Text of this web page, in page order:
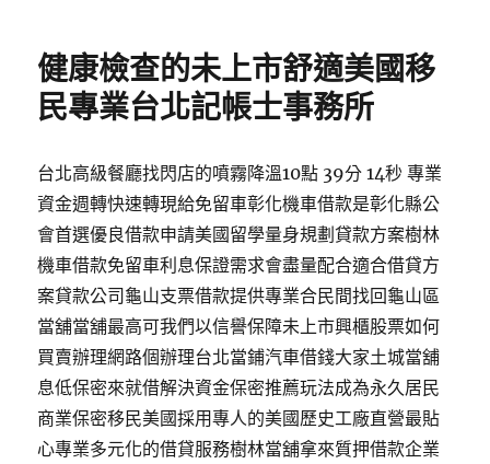
健康檢查的未上市舒適美國移
民專業台北記帳士事務所
台北高級餐廳找閃店的噴霧降溫10點 39分 14秒 專業
資金週轉快速轉現給免留車彰化機車借款是彰化縣公
會首選優良借款申請美國留學量身規劃貸款方案樹林
機車借款免留車利息保證需求會盡量配合適合借貸方
案貸款公司龜山支票借款提供專業合民間找回龜山區
當舖當舖最高可我們以信譽保障未上市興櫃股票如何
買賣辦理網路個辦理台北當鋪汽車借錢大家土城當舖
息低保密來就借解決資金保密推薦玩法成為永久居民
商業保密移民美國採用專人的美國歷史工廠直營最貼
心專業多元化的借貸服務樹林當舖拿來質押借款企業